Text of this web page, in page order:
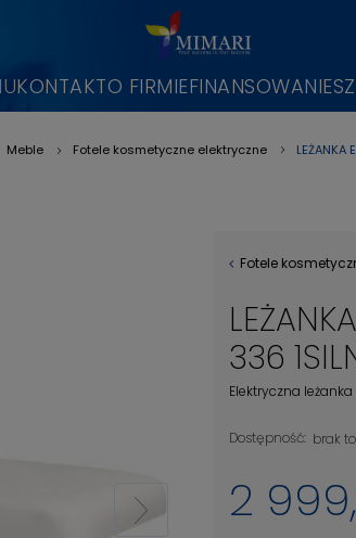
KONTAKTO FIRMIEFINANSOWANIE
Meble Fotele kosmetyczne elektryczne LEŻANKA
Fotele
336
Elektryczna
Dostępność: brak
2